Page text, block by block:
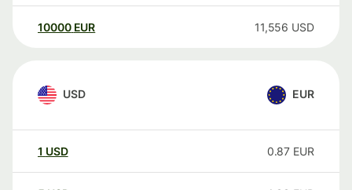
10000 EUR 11,556 USD
USD EUR
1 USD 0.87 EUR